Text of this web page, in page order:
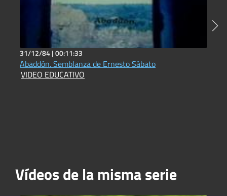
31/12/84 |00:11:33
Abaddón. Semblanza de Ernesto Sábato
VIDEO EDUCATIVO
Vídeos de la misma serie